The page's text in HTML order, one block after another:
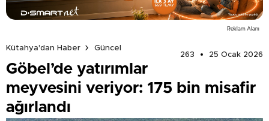
Reklam Alanı
Kütahya'dan Haber
Güncel
263
25 Ocak 2026
Göbel’de yatırımlar
meyvesini veriyor: 175 bin misafir
ağırlandı